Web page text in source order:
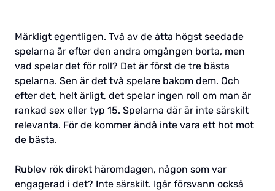
Märkligt egentligen. Två av de åtta högst seedade
spelarna är efter den andra omgången borta, men
vad spelar det för roll? Det är först de tre bästa
spelarna. Sen är det två spelare bakom dem. Och
efter det, helt ärligt, det spelar ingen roll om man är
rankad sex eller typ 15. Spelarna där är inte särskilt
relevanta. För de kommer ändå inte vara ett hot mot
de bästa.
Rublev rök direkt häromdagen, någon som var
engagerad i det? Inte särskilt. Igår försvann också